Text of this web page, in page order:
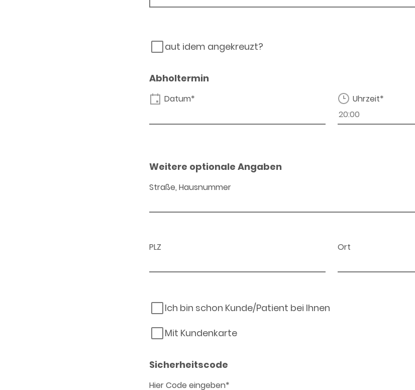
aut idem angekreuzt?
Abholtermin
Datum* Uhrzeit*
Weitere optionale Angaben
Straße, Hausnummer
PLZ Ort
Ich bin schon Kunde/Patient bei Ihnen
Mit Kundenkarte
Sicherheitscode
Hier Code eingeben*